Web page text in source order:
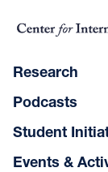
Research
Podcasts
Student
Events &